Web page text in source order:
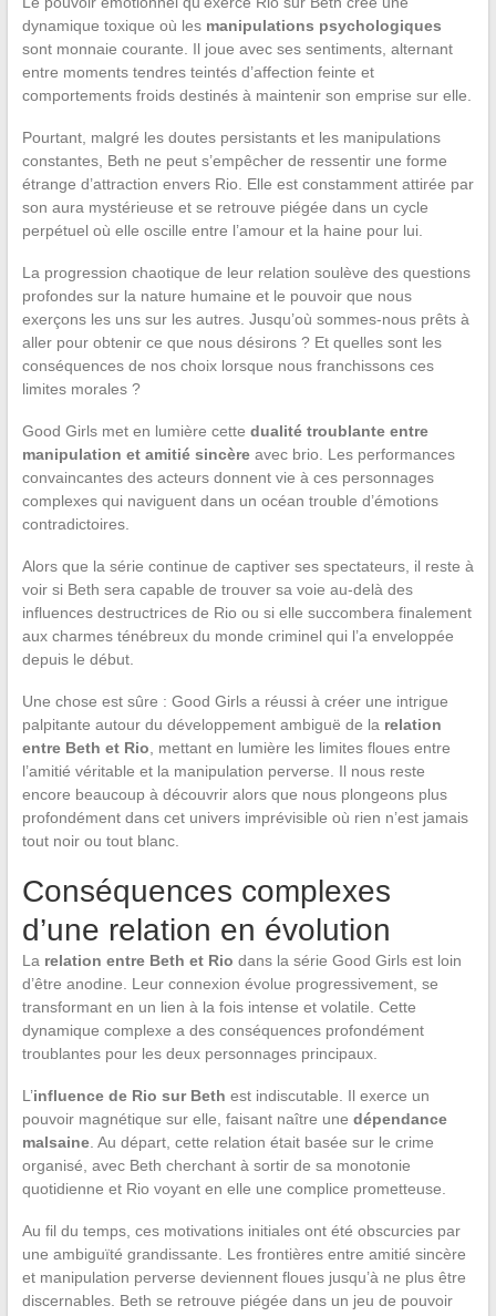
dynamique toxique où les manipulations psychologiques
sont monnaie courante. Il joue avec ses sentiments, alternant
entre moments tendres teintés d’affection feinte et
comportements froids destinés à maintenir son emprise sur elle.
Pourtant, malgré les doutes persistants et les manipulations
constantes, Beth ne peut s’empêcher de ressentir une forme
étrange d’attraction envers Rio. Elle est constamment attirée par
son aura mystérieuse et se retrouve piégée dans un cycle
perpétuel où elle oscille entre l’amour et la haine pour lui.
La progression chaotique de leur relation soulève des questions
profondes sur la nature humaine et le pouvoir que nous
exerçons les uns sur les autres. Jusqu’où sommes-nous prêts à
aller pour obtenir ce que nous désirons ? Et quelles sont les
conséquences de nos choix lorsque nous franchissons ces
limites morales ?
Good Girls met en lumière cette dualité troublante entre
manipulation et amitié sincèreavec brio. Les performances
convaincantes des acteurs donnent vie à ces personnages
complexes qui naviguent dans un océan trouble d’émotions
contradictoires.
Alors que la série continue de captiver ses spectateurs, il reste à
voir si Beth sera capable de trouver sa voie au-delà des
influences destructrices de Rio ou si elle succombera finalement
aux charmes ténébreux du monde criminel qui l’a enveloppée
depuis le début.
Une chose est sûre : Good Girls a réussi à créer une intrigue
palpitante autour du développement ambiguë de la relation
entre Beth et Rio , mettant en lumière les limites floues entre
l’amitié véritable et la manipulation perverse. Il nous reste
encore beaucoup à découvrir alors que nous plongeons plus
profondément dans cet univers imprévisible où rien n’est jamais
tout noir ou tout blanc.
Conséquences complexes
d’une relation en évolution
La relation entre Beth et Rio dans la série Good Girls est loin
d’être anodine. Leur connexion évolue progressivement, se
transformant en un lien à la fois intense et volatile. Cette
dynamique complexe a des conséquences profondément
troublantes pour les deux personnages principaux.
L’influence de Rio sur Beth est indiscutable. Il exerce un
pouvoir magnétique sur elle, faisant naître une dépendance
malsaine. Au départ, cette relation était basée sur le crime
organisé, avec Beth cherchant à sortir de sa monotonie
quotidienne et Rio voyant en elle une complice prometteuse.
Au fil du temps, ces motivations initiales ont été obscurcies par
une ambiguïté grandissante. Les frontières entre amitié sincère
et manipulation perverse deviennent floues jusqu’à ne plus être
discernables. Beth se retrouve piégée dans un jeu de pouvoir